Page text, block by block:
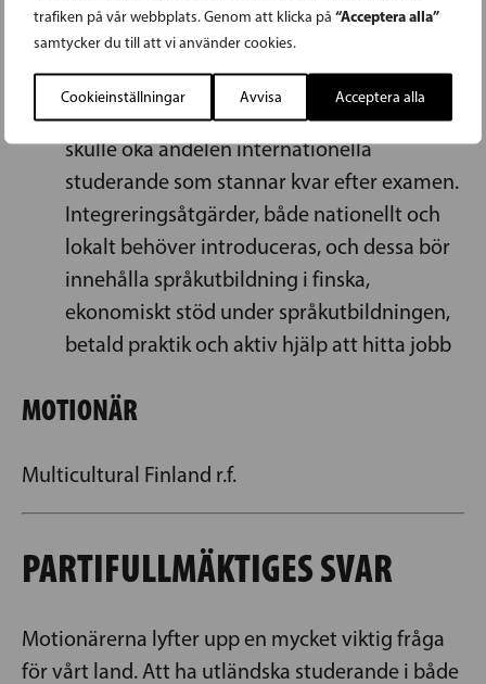
trafiken på vår webbplats. Genom att klicka på “Acceptera alla”
samtycker du till att vi använder cookies.
Cookieinställningar Avvisa Acceptera alla
SFP bör arbeta för
Att göra det lättare att komma in på den
finländska arbetsmarknaden eftersom det
skulle öka andelen internationella
studerande som stannar kvar efter examen.
Integreringsåtgärder, både nationellt och
lokalt behöver introduceras, och dessa bör
innehålla språkutbildning i finska,
ekonomiskt stöd under språkutbildningen,
betald praktik och aktiv hjälp att hitta jobb
MOTIONÄR
Multicultural Finland r.f.
PARTIFULLMÄKTIGES SVAR
Motionärerna lyfter upp en mycket viktig fråga
för vårt land. Att ha utländska studerande i både